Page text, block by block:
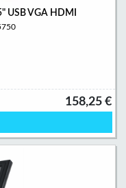
USB VGA HDMI
158,25 €